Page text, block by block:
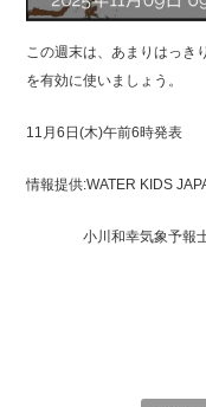
この週末は、あまりはっき
を有効に使いましょう。
11月6日(木)午前6時発表
情報提供:WATER KIDS
小川和幸気象予報